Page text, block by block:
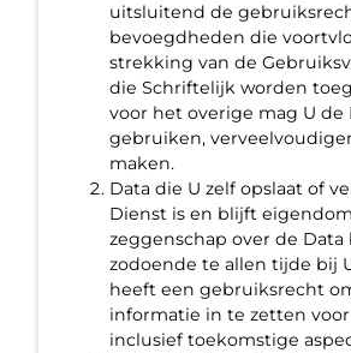
uitsluitend de
bevoegdheden die
strekking van de
die Schriftelijk worden
voor het overige mag U
gebruiken,
maken.
Data die U zelf opslaat of
Dienst is en blijft
zeggenschap over de Data
zodoende te allen tijde bij
heeft een gebruiksrecht
informatie in te zetten
inclusief toekomstige